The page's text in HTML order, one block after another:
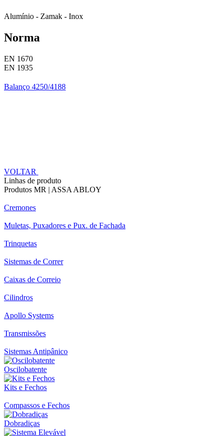
Alumínio - Zamak - Inox
Norma
EN 1670
EN 1935
Balanço 4250/4188
VOLTAR
Linhas de produto
Produtos MR | ASSA ABLOY
Cremones
Muletas, Puxadores e Pux. de Fachada
Trinquetas
Sistemas de Correr
Caixas de Correio
Cilindros
Apollo Systems
Transmissões
Sistemas Antipânico
Oscilobatente
Kits e Fechos
Compassos e Fechos
Dobradiças